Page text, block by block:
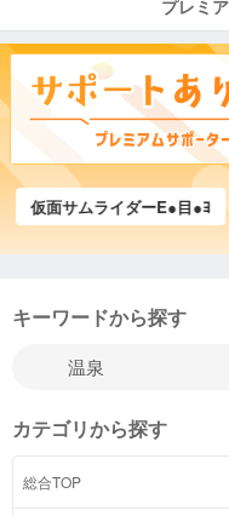
プレミ
面サムライダーE●目●ﾖ
キーワードから探す
カテゴリから探す
総合TOP